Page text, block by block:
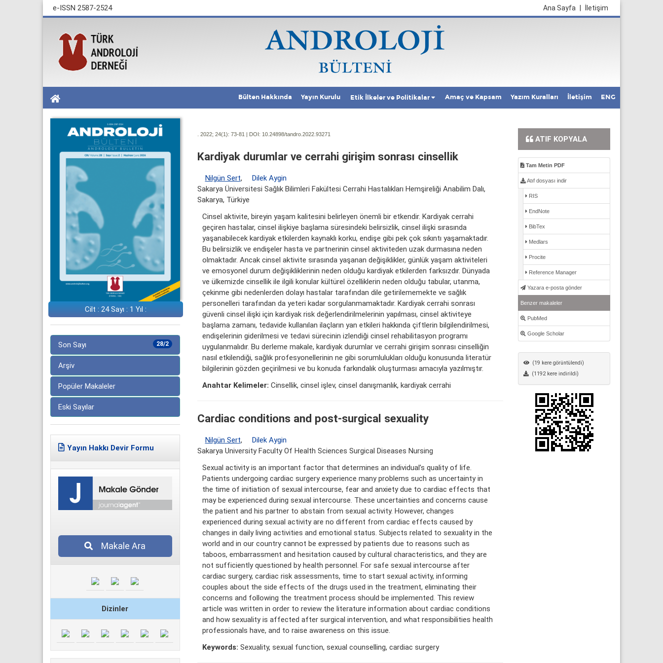
e-ISSN 2587-2524 İletişim
Ana Sayfa
Bülten Hakkında Yayın Kurulu Etik İlkeler ve Politikalar Amaç ve Kapsam Yazım Kuralları İletişim ENG
Cilt : 24 Sayı : 1 Yıl :
28/2
Son Sayı
Arşiv
Popüler Makaleler
Eski Sayılar
Yayın Hakkı Devir Formu
Makale Ara
Dizinler
. 2022; 24(1): 73-81 | DOI: 10.24898/tandro.2022.93271
Kardiyak durumlar ve cerrahi girişim sonrası cinsellik
Nilgün Sert,
Dilek Aygin
Sakarya Üniversitesi Sağlık Bilimleri Fakültesi Cerrahi Hastalıkları Hemşireliği Anabilim Dalı,
Sakarya, Türkiye
Cinsel aktivite, bireyin yaşam kalitesini belirleyen önemli bir etkendir. Kardiyak cerrahi
geçiren hastalar, cinsel ilişkiye başlama süresindeki belirsizlik, cinsel ilişki sırasında
yaşanabilecek kardiyak etkilerden kaynaklı korku, endişe gibi pek çok sıkıntı yaşamaktadır.
Bu belirsizlik ve endişeler hasta ve partnerinin cinsel aktiviteden uzak durmasına neden
olmaktadır. Ancak cinsel aktivite sırasında yaşanan değişiklikler, günlük yaşam aktiviteleri
ve emosyonel durum değişikliklerinin neden olduğu kardiyak etkilerden farksızdır. Dünyada
ve ülkemizde cinsellik ile ilgili konular kültürel özelliklerin neden olduğu tabular, utanma,
çekinme gibi nedenlerden dolayı hastalar tarafından dile getirilememekte ve sağlık
personelleri tarafından da yeteri kadar sorgulanmamaktadır. Kardiyak cerrahi sonrası
güvenli cinsel ilişki için kardiyak risk değerlendirilmelerinin yapılması, cinsel aktiviteye
başlama zamanı, tedavide kullanılan ilaçların yan etkileri hakkında çiftlerin bilgilendirilmesi,
endişelerinin giderilmesi ve tedavi sürecinin izlendiği cinsel rehabilitasyon programı
uygulanmalıdır. Bu derleme makale, kardiyak durumlar ve cerrahi girişim sonrası cinselliğin
nasıl etkilendiği, sağlık profesyonellerinin ne gibi sorumlulukları olduğu konusunda literatür
bilgilerinin gözden geçirilmesi ve bu konuda farkındalık oluşturması amacıyla yazılmıştır.
Anahtar Kelimeler: Cinsellik, cinsel işlev, cinsel danışmanlık, kardiyak cerrahi
Cardiac conditions and post-surgical sexuality
Nilgün Sert,
Dilek Aygin
Sakarya University Faculty Of Health Sciences Surgical Diseases Nursing
Sexual activity is an important factor that determines an individual’s quality of life.
Patients undergoing cardiac surgery experience many problems such as uncertainty in
the time of initiation of sexual intercourse, fear and anxiety due to cardiac effects that
may be experienced during sexual intercourse. These uncertainties and concerns cause
the patient and his partner to abstain from sexual activity. However, changes
experienced during sexual activity are no different from cardiac effects caused by
changes in daily living activities and emotional status. Subjects related to sexuality in the
world and in our country cannot be expressed by patients due to reasons such as
taboos, embarrassment and hesitation caused by cultural characteristics, and they are
not sufficiently questioned by health personnel. For safe sexual intercourse after
cardiac surgery, cardiac risk assessments, time to start sexual activity, informing
couples about the side effects of the drugs used in the treatment, eliminating their
concerns and following the treatment process should be implemented. This review
article was written in order to review the literature information about cardiac conditions
and how sexuality is affected after surgical intervention, and what responsibilities health
professionals have, and to raise awareness on this issue.
Keywords: Sexuality, sexual function, sexual counselling, cardiac surgery
ATIF KOPYALA
Tam Metin PDF
Atıf dosyası indir
RIS
EndNote
BibTex
Medlars
Procite
Reference Manager
Yazara e-posta gönder
Benzer makaleler
PubMed
Google Scholar
(19 kere görüntülendi)
(1192 kere indirildi)